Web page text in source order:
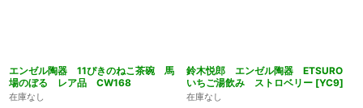
エンゼル陶器 11ぴきのねこ茶碗 馬
場のぼる レア品 CW168
在庫なし
鈴木悦郎 エンゼル陶器 ETSURO
いちご湯飲み ストロベリー [YC9]
在庫なし